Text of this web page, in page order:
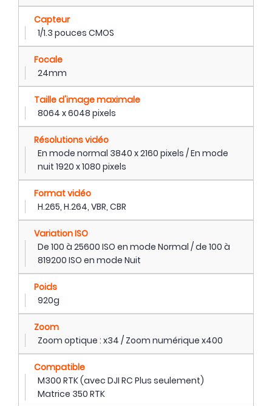
Capteur
1/1.3 pouces CMOS
Focale
24mm
Taille d'image maximale
8064 x 6048 pixels
Résolutions vidéo
En mode normal 3840 x 2160 pixels / En mode
nuit 1920 x 1080 pixels
Format vidéo
H.265, H.264, VBR, CBR
Variation ISO
De 100 à 25600 ISO en mode Normal / de 100 à
819200 ISO en mode Nuit
Poids
920g
Zoom
Zoom optique : x34 / Zoom numérique x400
Compatible
M300 RTK (avec DJI RC Plus seulement)
Matrice 350 RTK